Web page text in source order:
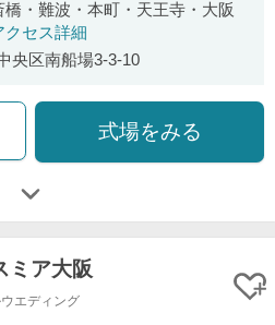
・難波・本町・天王寺・大阪
クセス詳細
央区南船場3-3-10
式場をみる
ミア大阪
エディング